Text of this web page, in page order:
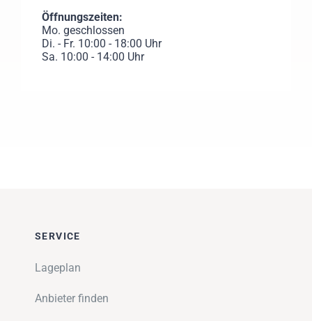
Öffnungszeiten:
Mo. geschlossen
Di. - Fr. 10:00 - 18:00 Uhr
Sa. 10:00 - 14:00 Uhr
SERVICE
Lageplan
Anbieter finden